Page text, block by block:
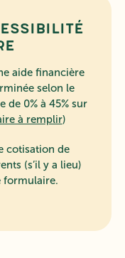
aide financière
selon le
de 0% à 45% sur
à remplir)
cotisation de
(s’il y a lieu)
formulaire.